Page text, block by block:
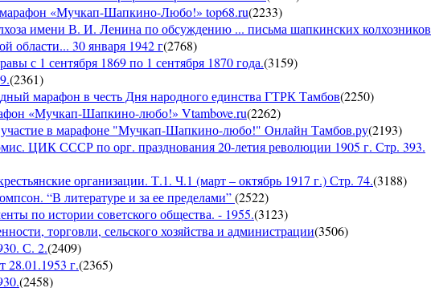
«Мучкап-Шапкино-Любо!» top68.ru(2233)
имени В. И. Ленина по обсуждению ... письма шапкинских колхозников
области... 30 января 1942 г(2768)
с 1 сентября 1869 по 1 сентября 1870 года.(3159)
(2361)
марафон в честь Дня народного единства ГТРК Тамбов(2250)
«Мучкап-Шапкино-любо!» Vtambove.ru(2262)
участие в марафоне "Мучкап-Шапкино-любо!" Онлайн Тамбов.ру(2193)
ЦИК СССР по орг. празднования 20-летия революции 1905 г. Стр. 393.
организации. Т.1. Ч.1 (март – октябрь 1917 г.) Стр. 74.(3188)
“В литературе и за ее пределами”(2522)
по истории советского общества. - 1955.(3123)
торговли, сельского хозяйства и администрации(3506)
С. 2.(2409)
28.01.1953 г.(2365)
(2458)